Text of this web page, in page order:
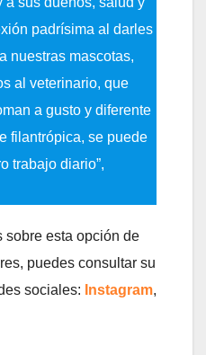
padrísima al darles
nuestras mascotas,
al veterinario, que
a gusto y diferente
filantrópica, se puede
trabajo diario”,
sobre esta opción de
puedes consultar su
sociales: Instagram,